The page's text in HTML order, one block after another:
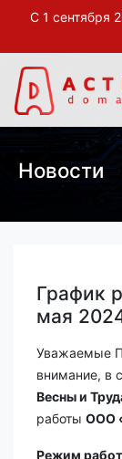
С 1 сентября
Новости
График
мая
Уважаемые
внимание, в
Весны и
работы ООО
Режим